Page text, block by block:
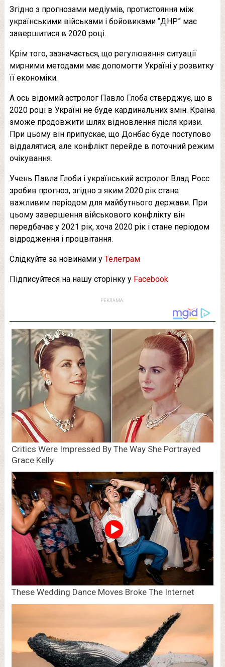
Згідно з прогнозами медіумів, протистояння між
українськими військами і бойовиками “ДНР” має
завершитися в 2020 році.
Крім того, зазначається, що регулювання ситуації
мирними методами має допомогти Україні у розвитку
її економіки.
А ось відомий астролог Павло Глоба стверджує, що в
2020 році в Україні не буде кардинальних змін. Країна
зможе продовжити шлях відновлення після кризи.
При цьому він припускає, що Донбас буде поступово
віддалятися, але конфлікт перейде в поточний режим
очікування.
Учень Павла Глоби і український астролог Влад Росс
зробив прогноз, згідно з яким 2020 рік стане
важливим періодом для майбутнього держави. При
цьому завершення військового конфлікту він
передбачає у 2021 рік, хоча 2020 рік і стане періодом
відродження і процвітання.
Слідкуйте за новинами у Телеграм
Підписуйтеся на нашу сторінку у Facebook
РЕКЛАМА: